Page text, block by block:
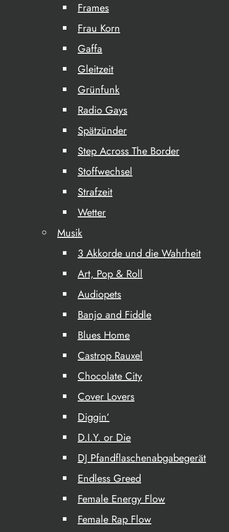
Frames
Frau Korn
Gaffa
Gleitzeit
Grünfunk
Radio Gays
Spätzünder
Step Across The Border
Stoffwechsel
Strafzeit
Wetter
Musik
3 Akkorde und die Wahrheit
Art, Pop & Roll
Audiopets
Banjo and Fiddle
Blues Home
Castrop Rauxel
Chocolate City
Cover Lovers
Diggin‘
D.I.Y. or Die
DJ Pfandflaschenabgabegerät
Endless Greed
Female Energy Flow
Female Rap Flow